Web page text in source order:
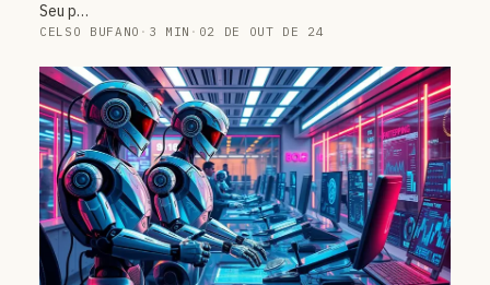
Seu p…
CELSO BUFANO · 3 MIN · 02 DE OUT DE 24